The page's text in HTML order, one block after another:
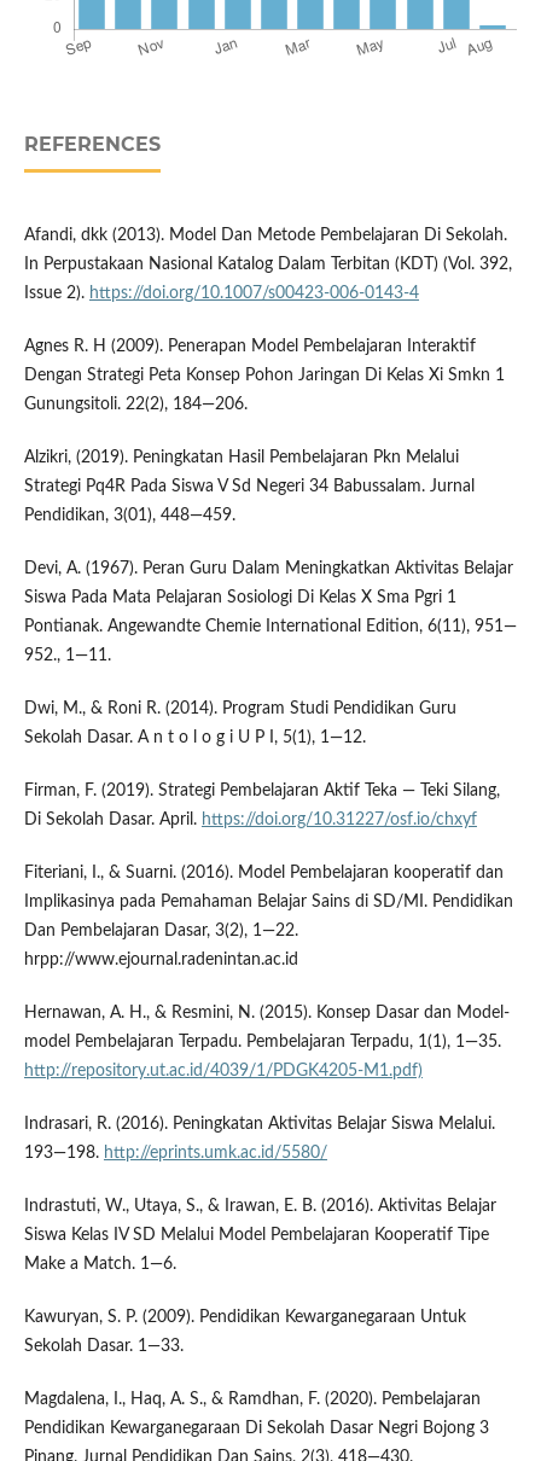
REFERENCES
Afandi, dkk (2013). Model Dan Metode Pembelajaran Di Sekolah.
In Perpustakaan Nasional Katalog Dalam Terbitan (KDT) (Vol. 392,
Issue 2). https://doi.org/10.1007/s00423-006-0143-4
Agnes R. H (2009). Penerapan Model Pembelajaran Interaktif
Dengan Strategi Peta Konsep Pohon Jaringan Di Kelas Xi Smkn 1
Gunungsitoli. 22(2), 184—206.
Alzikri, (2019). Peningkatan Hasil Pembelajaran Pkn Melalui
Strategi Pq4R Pada Siswa V Sd Negeri 34 Babussalam. Jurnal
Pendidikan, 3(01), 448—459.
Devi, A. (1967). Peran Guru Dalam Meningkatkan Aktivitas Belajar
Siswa Pada Mata Pelajaran Sosiologi Di Kelas X Sma Pgri 1
Pontianak. Angewandte Chemie International Edition, 6(11), 951—
952., 1—11.
Dwi, M., & Roni R. (2014). Program Studi Pendidikan Guru
Sekolah Dasar. A n t o l o g i U P I, 5(1), 1—12.
Firman, F. (2019). Strategi Pembelajaran Aktif Teka — Teki Silang,
Di Sekolah Dasar. April. https://doi.org/10.31227/osf.io/chxyf
Fiteriani, I., & Suarni. (2016). Model Pembelajaran kooperatif dan
Implikasinya pada Pemahaman Belajar Sains di SD/MI. Pendidikan
Dan Pembelajaran Dasar, 3(2), 1—22.
hrpp://www.ejournal.radenintan.ac.id
Hernawan, A. H., & Resmini, N. (2015). Konsep Dasar dan Model-
model Pembelajaran Terpadu. Pembelajaran Terpadu, 1(1), 1—35.
http://repository.ut.ac.id/4039/1/PDGK4205-M1.pdf)
Indrasari, R. (2016). Peningkatan Aktivitas Belajar Siswa Melalui.
193—198. http://eprints.umk.ac.id/5580/
Indrastuti, W., Utaya, S., & Irawan, E. B. (2016). Aktivitas Belajar
Siswa Kelas IV SD Melalui Model Pembelajaran Kooperatif Tipe
Make a Match. 1—6.
Kawuryan, S. P. (2009). Pendidikan Kewarganegaraan Untuk
Sekolah Dasar. 1—33.
Magdalena, I., Haq, A. S., & Ramdhan, F. (2020). Pembelajaran
Pendidikan Kewarganegaraan Di Sekolah Dasar Negri Bojong 3